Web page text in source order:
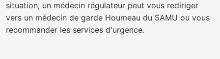
situation, un médecin régulateur peut vous rediriger
vers un médecin de garde Houmeau du SAMU ou vous
recommander les services d'urgence.